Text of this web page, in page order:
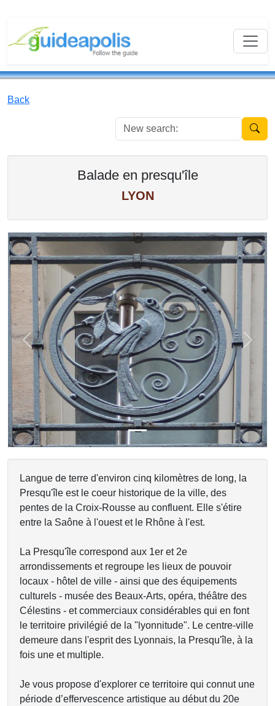
Back
New
Balade en presqu'île
LYON
Previous Next
Langue de terre d'environ cinq kilomètres de long, la
Presqu'île est le coeur historique de la ville, des
pentes de la Croix-Rousse au confluent. Elle s'étire
entre la Saône à l'ouest et le Rhône à l'est.
La Presqu'île correspond aux 1er et 2e
arrondissements et regroupe les lieux de pouvoir
locaux - hôtel de ville - ainsi que des équipements
culturels - musée des Beaux-Arts, opéra, théâtre des
Célestins - et commerciaux considérables qui en font
le territoire privilégié de la "lyonnitude". Le centre-ville
demeure dans l'esprit des Lyonnais, la Presqu'île, à la
fois une et multiple.
Je vous propose d'explorer ce territoire qui connut une
période d’effervescence artistique au début du 20e